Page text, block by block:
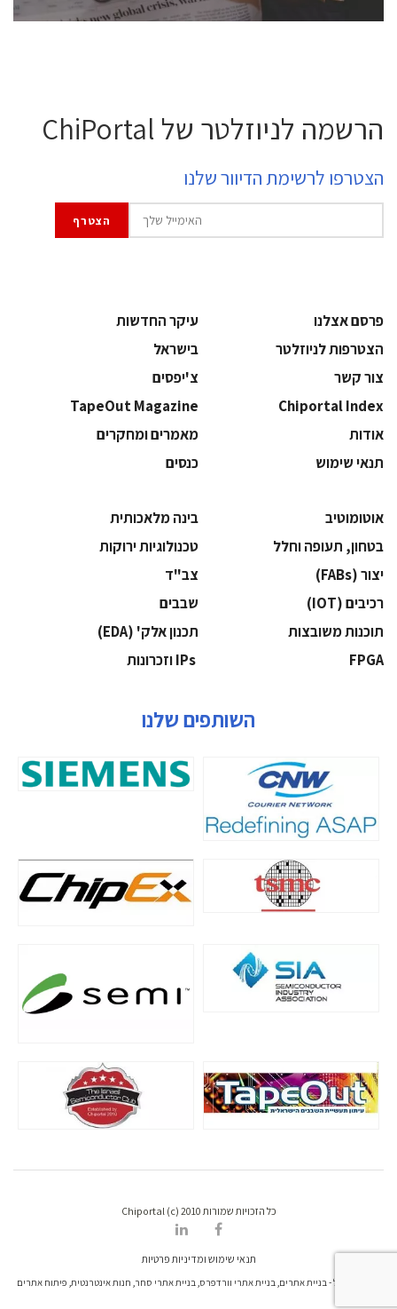
הרשמה לניוזלטר של ChiPortal
הצטרפו לרשימת הדיוור שלנו
פרסם אצלנו
עיקר החדשות
הצטרפות לניוזלטר
בישראל
צור קשר
צ'יפסים
Chiportal Index
TapeOut Magazine
אודות
מאמרים ומחקרים
תנאי שימוש
כנסים
אוטומוטיב
בינה מלאכותית
בטחון, תעופה וחלל
‫טכנולוגיות ירוקות‬
‫יצור (‪(FABs‬‬
‫צב"ד‬
‫רכיבים‬ (IOT)
‫שבבים‬
‫תוכנות משובצות‬
‫תכנון אלק' (‪(EDA‬‬
‫‪FPGA‬‬
השותפים שלנו
כל הזכויות שמורות Chiportal (c) 2010
תנאי שימוש ומדיניות פרטיות
דרונט דיגיטל - בניית אתרים, בניית אתרי וורדפרס, בניית אתרי סחר, חנות אינטרנטית, פיתוח אתרים